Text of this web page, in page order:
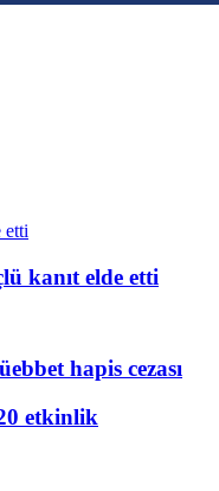
kanıt elde etti
hapis cezası
etkinlik